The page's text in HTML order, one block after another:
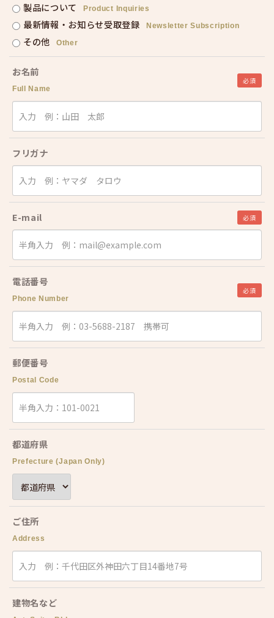
製品について Product Inquiries
最新情報・お知らせ受取登録 Newsletter Subscription
その他 Other
お名前
Full Name
必須
フリガナ
E-mail 必須
電話番号
Phone Number
必須
郵便番号
Postal Code
都道府県
Prefecture (Japan Only)
ご住所
Address
建物名など